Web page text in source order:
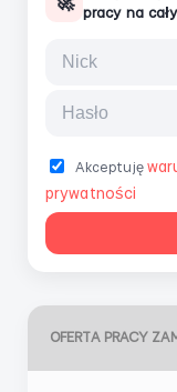
pracy na
Akceptuję
prywatności
OFERTA PRACY